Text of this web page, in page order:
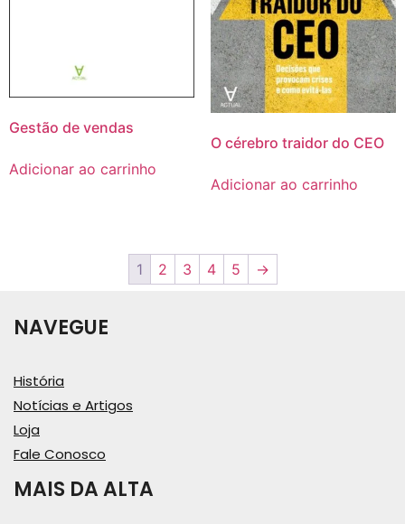
Gestão de vendas
Adicionar ao carrinho
O cérebro traidor do CEO
Adicionar ao carrinho
1 2 3 4 5 →
NAVEGUE
História
Notícias e Artigos
Loja
Fale Conosco
MAIS DA ALTA